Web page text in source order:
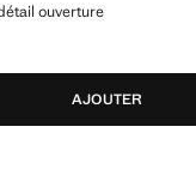
ouverture
AJOUTER
IMPRIMÉ